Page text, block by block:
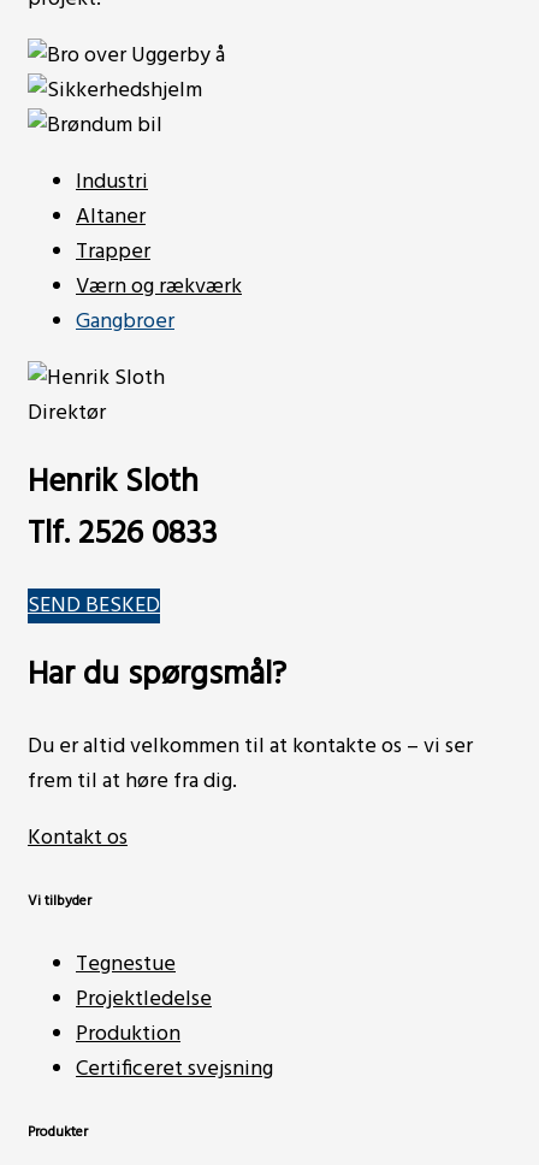
Industri
Altaner
Trapper
Værn og rækværk
Gangbroer
Direktør
Henrik Sloth
Tlf. 2526 0833
SEND BESKED
Har du spørgsmål?
Du er altid velkommen til at kontakte os – vi ser
frem til at høre fra dig.
Kontakt os
Vi tilbyder
Tegnestue
Projektledelse
Produktion
Certificeret svejsning
Produkter